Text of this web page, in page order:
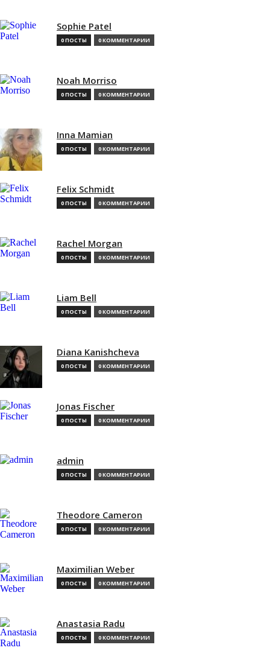
Sophie Patel
0 ПОСТЫ 0 КОММЕНТАРИИ
Noah Morriso
0 ПОСТЫ 0 КОММЕНТАРИИ
Inna Mamian
0 ПОСТЫ 0 КОММЕНТАРИИ
Felix Schmidt
0 ПОСТЫ 0 КОММЕНТАРИИ
Rachel Morgan
0 ПОСТЫ 0 КОММЕНТАРИИ
Liam Bell
0 ПОСТЫ 0 КОММЕНТАРИИ
Diana Kanishcheva
0 ПОСТЫ 0 КОММЕНТАРИИ
Jonas Fischer
0 ПОСТЫ 0 КОММЕНТАРИИ
admin
0 ПОСТЫ 0 КОММЕНТАРИИ
Theodore Cameron
0 ПОСТЫ 0 КОММЕНТАРИИ
Maximilian Weber
0 ПОСТЫ 0 КОММЕНТАРИИ
Anastasia Radu
0 ПОСТЫ 0 КОММЕНТАРИИ